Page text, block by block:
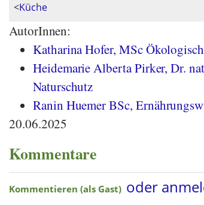
<Küche
AutorInnen:
Katharina Hofer, MSc
Heidemarie Alberta Pirker, Dr.
Naturschutz
Ranin Huemer BSc,
20.06.2025
Kommentare